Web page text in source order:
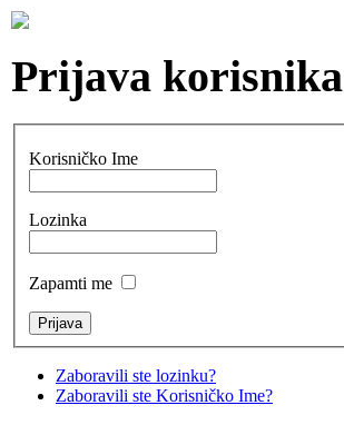
Prijava korisnika
Korisničko Ime
Lozinka
Zapamti me
Zaboravili ste lozinku?
Zaboravili ste Korisničko Ime?